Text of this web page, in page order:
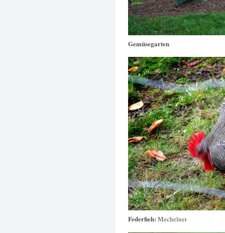
Gemüsegarten
Federfieh: Mechelner